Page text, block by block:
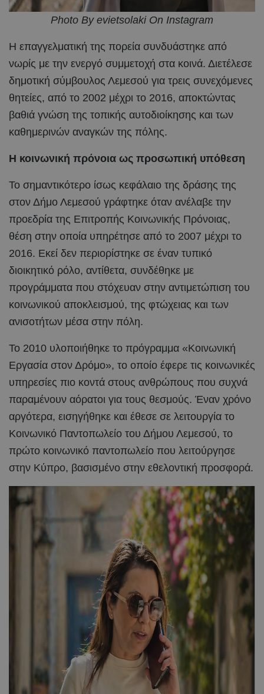
Photo By evietsolaki On Instagram
Η επαγγελματική της πορεία συνδυάστηκε από
νωρίς με την ενεργό συμμετοχή στα κοινά. Διετέλεσε
δημοτική σύμβουλος Λεμεσού για τρεις συνεχόμενες
θητείες, από το 2002 μέχρι το 2016, αποκτώντας
βαθιά γνώση της τοπικής αυτοδιοίκησης και των
καθημερινών αναγκών της πόλης.
Η κοινωνική πρόνοια ως προσωπική υπόθεση
Το σημαντικότερο ίσως κεφάλαιο της δράσης της
στον Δήμο Λεμεσού γράφτηκε όταν ανέλαβε την
προεδρία της Επιτροπής Κοινωνικής Πρόνοιας,
θέση στην οποία υπηρέτησε από το 2007 μέχρι το
2016. Εκεί δεν περιορίστηκε σε έναν τυπικό
διοικητικό ρόλο, αντίθετα, συνδέθηκε με
προγράμματα που στόχευαν στην αντιμετώπιση του
κοινωνικού αποκλεισμού, της φτώχειας και των
ανισοτήτων μέσα στην πόλη.
Το 2010 υλοποιήθηκε το πρόγραμμα «Κοινωνική
Εργασία στον Δρόμο», το οποίο έφερε τις κοινωνικές
υπηρεσίες πιο κοντά στους ανθρώπους που συχνά
παραμένουν αόρατοι για τους θεσμούς. Έναν χρόνο
αργότερα, εισηγήθηκε και έθεσε σε λειτουργία το
Κοινωνικό Παντοπωλείο του Δήμου Λεμεσού, το
πρώτο κοινωνικό παντοπωλείο που λειτούργησε
στην Κύπρο, βασισμένο στην εθελοντική προσφορά.